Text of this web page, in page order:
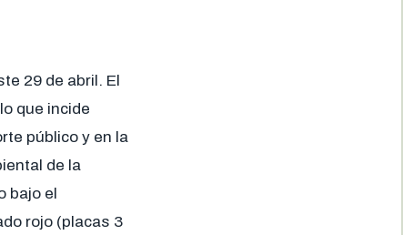
29 de abril. El
que incide
público y en la
de la
bajo el
rojo (placas 3